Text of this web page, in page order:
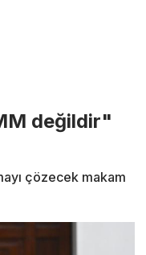
değildir"
çözecek makam